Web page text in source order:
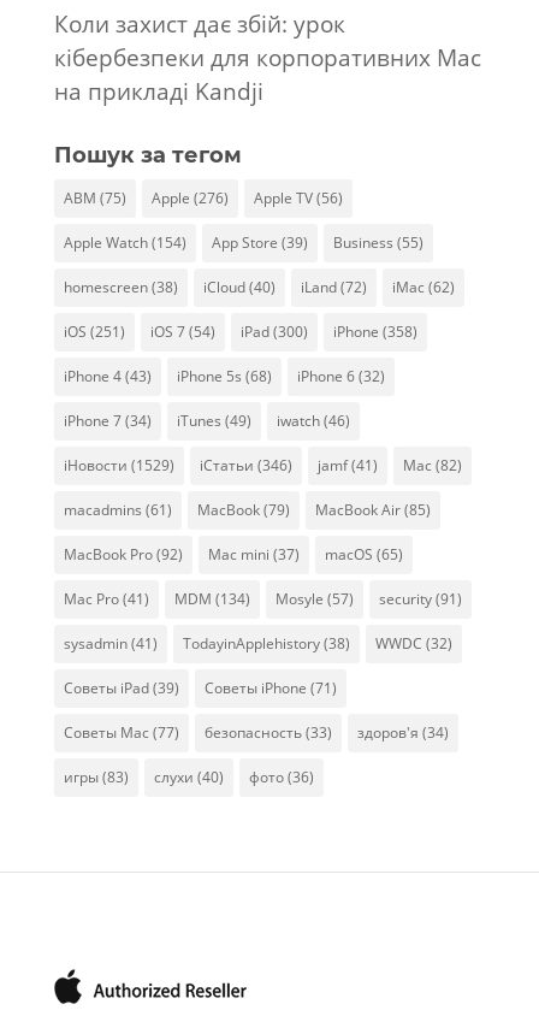
Коли захист дає збій: урок
кібербезпеки для корпоративних Mac
на прикладі Kandji
Пошук за тегом
ABM (75) Apple (276) Apple TV(56)
Apple Watch(154) App Store (39) Business (55)
homescreen(38) iCloud(40) iLand(72) iMac (62)
iOS (251) iOS 7(54) iPad(300) iPhone (358)
iPhone 4(43) iPhone 5s (68) iPhone 6(32)
iPhone 7(34) iTunes (49) iwatch(46)
iНовости (1529) iСтатьи (346) jamf(41) Mac (82)
macadmins (61) MacBook(79) MacBook Air(85)
MacBook Pro(92) Mac mini (37) macOS (65)
Mac Pro(41) MDM (134) Mosyle (57) security(91)
sysadmin(41) TodayinApplehistory(38) WWDC (32)
Советы iPad(39) Советы iPhone (71)
Советы Mac (77) безопасность(33) здоров'я (34)
игры(83) слухи (40) фото(36)